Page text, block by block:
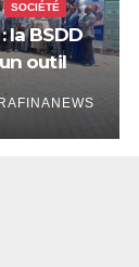
SOCIÉTÉ
la BSDD
outil
les